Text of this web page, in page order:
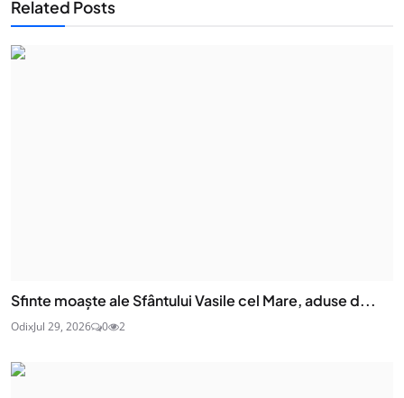
Related Posts
Sfinte moaşte ale Sfântului Vasile cel Mare, aduse d...
OdixJul 29, 2026 0 2